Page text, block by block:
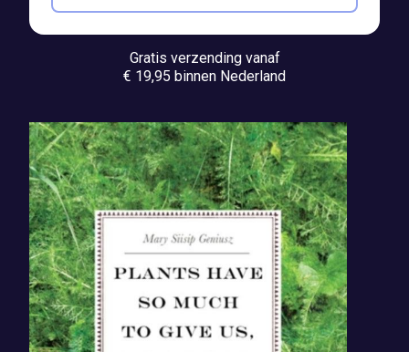
Gratis verzending vanaf
€ 19,95 binnen Nederland